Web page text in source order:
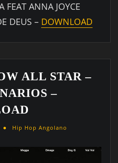
FEAT ANNA JOYCE
DEUS – DOWNLOAD
ALL STAR –
–
Hip Hop Angolano